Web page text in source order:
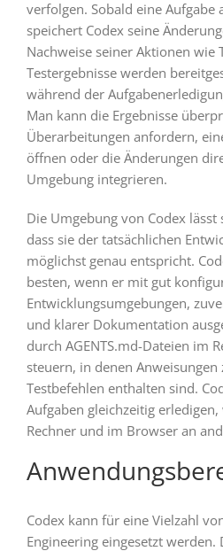
verfolgen. Sobald eine Aufgabe
speichert Codex seine
Nachweise seiner Aktionen
Testergebnisse werden
während der
Man kann die Ergebnisse
Überarbeitungen anfordern,
öffnen oder die Änderungen
Umgebung integrieren.
Die Umgebung von Codex
dass sie der tatsächlichen
möglichst genau entspricht.
besten, wenn er mit gut
Entwicklungsumgebungen,
und klarer Dokumentation
durch AGENTS.md-Dateien im
steuern, in denen
Testbefehlen enthalten sind.
Aufgaben gleichzeitig
Rechner und im Browser an
Codex kann für eine Vielzahl
Engineering eingesetzt werden.